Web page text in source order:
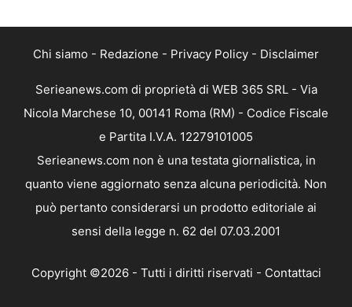
Chi siamo - Redazione - Privacy Policy - Disclaimer
Serieanews.com di proprietà di WEB 365 SRL - Via
Nicola Marchese 10, 00141 Roma (RM) - Codice Fiscale
e Partita I.V.A. 12279101005
Serieanews.com non è una testata giornalistica, in
quanto viene aggiornato senza alcuna periodicità. Non
può pertanto considerarsi un prodotto editoriale ai
sensi della legge n. 62 del 07.03.2001
Copyright ©2026 - Tutti i diritti riservati - Contattaci